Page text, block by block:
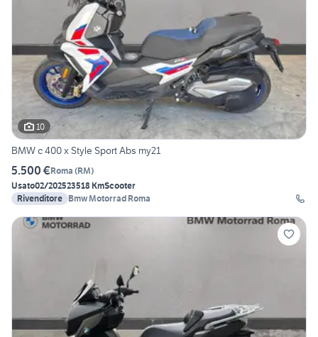
10
BMW c 400 x Style Sport Abs my21
5.500 €Roma (RM)
Usato02/202523518 KmScooter
Rivenditore Bmw Motorrad Roma